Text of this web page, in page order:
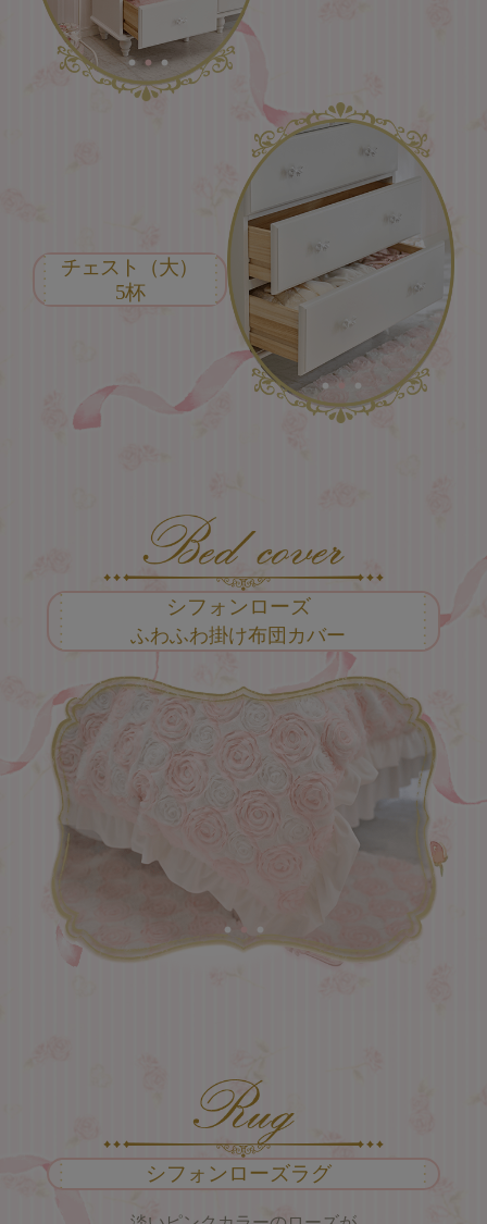
チェスト（大）
5杯
シフォンローズ
ふわふわ掛け布団カバー
ふわふわのファー生地にシフォン
素材で型取ったローズモチーフが
エレガントなシフォンローズシリーズ♪
シフォンローズラグ